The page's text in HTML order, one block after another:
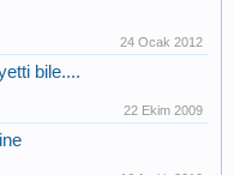
24 Ocak 2012
bile....
22 Ekim 2009